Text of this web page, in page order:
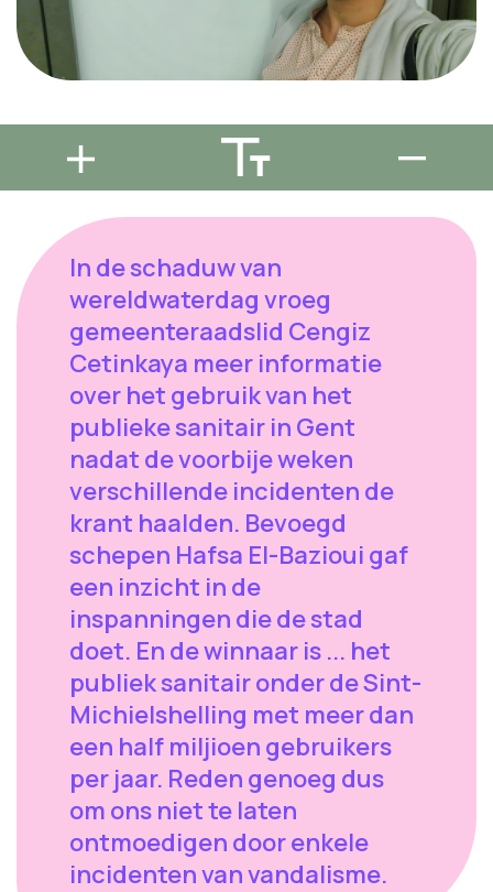
In de schaduw van
wereldwaterdag vroeg
gemeenteraadslid Cengiz
Cetinkaya meer informatie
over het gebruik van het
publieke sanitair in Gent
nadat de voorbije weken
verschillende incidenten de
krant haalden. Bevoegd
schepen Hafsa El-Bazioui gaf
een inzicht in de
inspanningen die de stad
doet. En de winnaar is ... het
publiek sanitair onder de Sint-
Michielshelling met meer dan
een half miljioen gebruikers
per jaar. Reden genoeg dus
om ons niet te laten
ontmoedigen door enkele
incidenten van vandalisme.